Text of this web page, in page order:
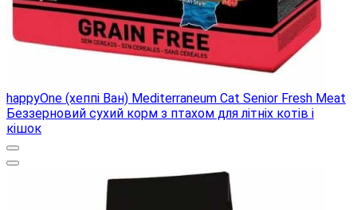
happyOne (хеппі Ван) Mediterraneum Cat Senior Fresh Meat
Беззерновий сухий корм з птахом для літніх котів і
кішок